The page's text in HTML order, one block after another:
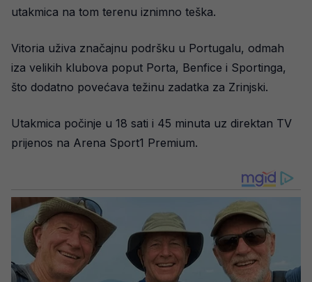
utakmica na tom terenu iznimno teška.
Vitoria uživa značajnu podršku u Portugalu, odmah
iza velikih klubova poput Porta, Benfice i Sportinga,
što dodatno povećava težinu zadatka za Zrinjski.
Utakmica počinje u 18 sati i 45 minuta uz direktan TV
prijenos na Arena Sport1 Premium.